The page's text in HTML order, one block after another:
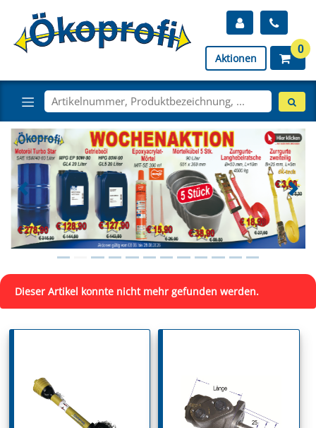
Aktionen
0
Dieser Artikel konnte nicht mehr gefunden werden.